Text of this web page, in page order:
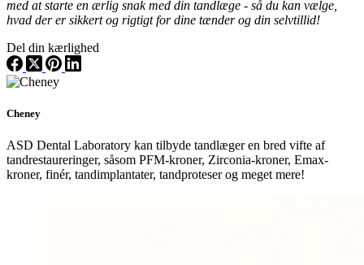
med at starte en ærlig snak med din tandlæge - så du kan vælge,
hvad der er sikkert og rigtigt for dine tænder og din selvtillid!
Del din kærlighed
Cheney
ASD Dental Laboratory kan tilbyde tandlæger en bred vifte af
tandrestaureringer, såsom PFM-kroner, Zirconia-kroner, Emax-
kroner, finér, tandimplantater, tandproteser og meget mere!